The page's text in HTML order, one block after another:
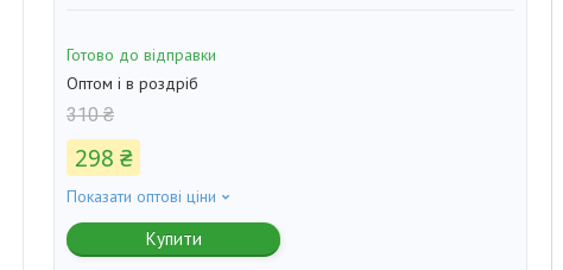
Готово до відправки
Оптом і в роздріб
310 ₴
298 ₴
Показати оптові ціни
Купити